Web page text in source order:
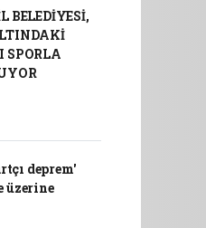
BELEDİYESİ,
SPORLA
deprem'
üzerine